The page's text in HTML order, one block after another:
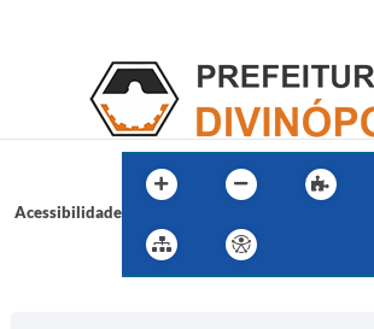
Acessibilidade